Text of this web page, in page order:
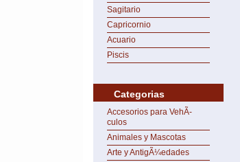
Sagitario
Capricornio
Acuario
Piscis
Categorias
Accesorios para VehÃ­
culos
Animales y Mascotas
Arte y AntigÃ¼edades